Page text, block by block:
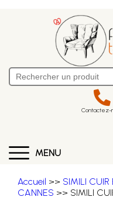
Contactez-
MENU
Accueil >> SIMILI CUIR
CANNES >> SIMILI